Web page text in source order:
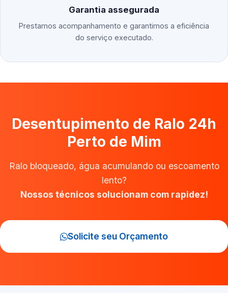
Garantia assegurada
Prestamos acompanhamento e garantimos a eficiência
do serviço executado.
Desentupimento de Ralo 24h
Perto de Mim
Ralo bloqueado, água acumulando ou escoamento
lento?
Nossos técnicos solucionam com rapidez!
Solicite seu Orçamento